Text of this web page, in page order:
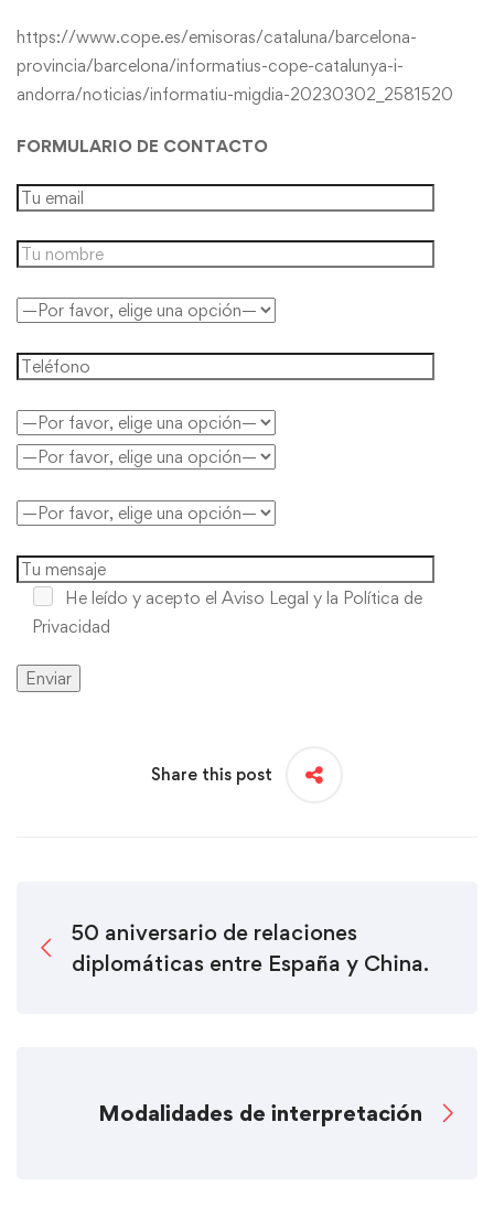
https://www.cope.es/emisoras/cataluna/barcelona-
provincia/barcelona/informatius-cope-catalunya-i-
andorra/noticias/informatiu-migdia-20230302_2581520
FORMULARIO DE CONTACTO
He leído y acepto el Aviso Legal y la Política de
Privacidad
Share this post
50 aniversario de relaciones
diplomáticas entre España y China.
Modalidades de interpretación